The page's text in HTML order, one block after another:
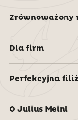
Zrównoważony
Dla firm
Perfekcyjna
O Julius Meinl